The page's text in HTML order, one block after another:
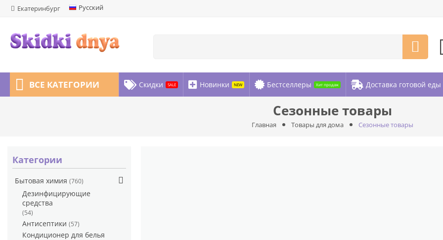
Екатеринбург Русский
ВСЕ КАТЕГОРИИ Скидки SALE Новинки NEW Бестселлеры Хит продаж Доставка готовой еды
Сезонные товары
Главная Товары для дома Сезонные товары
Категории
Бытовая химия (760)
Дезинфицирующие
средства
(54)
Антисептики (57)
Кондиционер для белья